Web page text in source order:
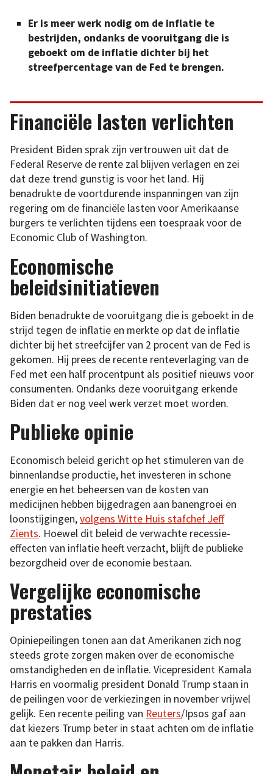
Er is meer werk nodig om de inflatie te
bestrijden, ondanks de vooruitgang die is
geboekt om de inflatie dichter bij het
streefpercentage van de Fed te brengen.
Financiële lasten verlichten
President Biden sprak zijn vertrouwen uit dat de
Federal Reserve de rente zal blijven verlagen en zei
dat deze trend gunstig is voor het land. Hij
benadrukte de voortdurende inspanningen van zijn
regering om de financiële lasten voor Amerikaanse
burgers te verlichten tijdens een toespraak voor de
Economic Club of Washington.
Economische
beleidsinitiatieven
Biden benadrukte de vooruitgang die is geboekt in de
strijd tegen de inflatie en merkte op dat de inflatie
dichter bij het streefcijfer van 2 procent van de Fed is
gekomen. Hij prees de recente renteverlaging van de
Fed met een half procentpunt als positief nieuws voor
consumenten. Ondanks deze vooruitgang erkende
Biden dat er nog veel werk verzet moet worden.
Publieke opinie
Economisch beleid gericht op het stimuleren van de
binnenlandse productie, het investeren in schone
energie en het beheersen van de kosten van
medicijnen hebben bijgedragen aan banengroei en
loonstijgingen,volgens Witte Huis stafchef Jeff
Zients. Hoewel dit beleid de verwachte recessie-
effecten van inflatie heeft verzacht, blijft de publieke
bezorgdheid over de economie bestaan.
Vergelijke economische
prestaties
Opiniepeilingen tonen aan dat Amerikanen zich nog
steeds grote zorgen maken over de economische
omstandigheden en de inflatie. Vicepresident Kamala
Harris en voormalig president Donald Trump staan in
de peilingen voor de verkiezingen in november vrijwel
gelijk. Een recente peiling van Reuters/Ipsos gaf aan
dat kiezers Trump beter in staat achten om de inflatie
aan te pakken dan Harris.